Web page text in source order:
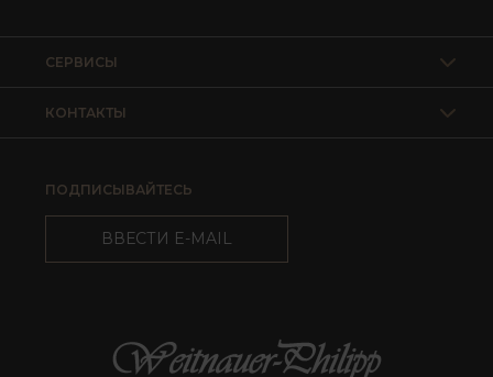
КОНТАКТЫ
СЕРВИСЫ
ПОДПИСЫВАЙТЕСЬ
ВВЕСТИ E-MAIL